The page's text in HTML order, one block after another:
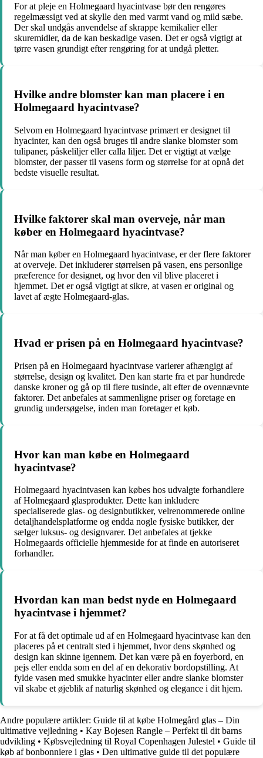
For at pleje en Holmegaard hyacintvase bør den rengøres
regelmæssigt ved at skylle den med varmt vand og mild sæbe.
Der skal undgås anvendelse af skrappe kemikalier eller
skuremidler, da de kan beskadige vasen. Det er også vigtigt at
tørre vasen grundigt efter rengøring for at undgå pletter.
Hvilke andre blomster kan man placere i en
Holmegaard hyacintvase?
Selvom en Holmegaard hyacintvase primært er designet til
hyacinter, kan den også bruges til andre slanke blomster som
tulipaner, påskeliljer eller calla liljer. Det er vigtigt at vælge
blomster, der passer til vasens form og størrelse for at opnå det
bedste visuelle resultat.
Hvilke faktorer skal man overveje, når man
køber en Holmegaard hyacintvase?
Når man køber en Holmegaard hyacintvase, er der flere faktorer
at overveje. Det inkluderer størrelsen på vasen, ens personlige
præference for designet, og hvor den vil blive placeret i
hjemmet. Det er også vigtigt at sikre, at vasen er original og
lavet af ægte Holmegaard-glas.
Hvad er prisen på en Holmegaard hyacintvase?
Prisen på en Holmegaard hyacintvase varierer afhængigt af
størrelse, design og kvalitet. Den kan starte fra et par hundrede
danske kroner og gå op til flere tusinde, alt efter de ovennævnte
faktorer. Det anbefales at sammenligne priser og foretage en
grundig undersøgelse, inden man foretager et køb.
Hvor kan man købe en Holmegaard
hyacintvase?
Holmegaard hyacintvasen kan købes hos udvalgte forhandlere
af Holmegaard glasprodukter. Dette kan inkludere
specialiserede glas- og designbutikker, velrenommerede online
detaljhandelsplatforme og endda nogle fysiske butikker, der
sælger luksus- og designvarer. Det anbefales at tjekke
Holmegaards officielle hjemmeside for at finde en autoriseret
forhandler.
Hvordan kan man bedst nyde en Holmegaard
hyacintvase i hjemmet?
For at få det optimale ud af en Holmegaard hyacintvase kan den
placeres på et centralt sted i hjemmet, hvor dens skønhed og
design kan skinne igennem. Det kan være på en foyerbord, en
pejs eller endda som en del af en dekorativ bordopstilling. At
fylde vasen med smukke hyacinter eller andre slanke blomster
vil skabe et øjeblik af naturlig skønhed og elegance i dit hjem.
Andre populære artikler: Guide til at købe Holmegård glas – Din
ultimative vejledning • Kay Bojesen Rangle – Perfekt til dit barns
udvikling • Købsvejledning til Royal Copenhagen Julestel • Guide til
køb af bonbonniere i glas • Den ultimative guide til det populære